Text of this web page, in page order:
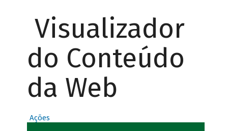
Visualizador
do Conteúdo
da Web
Ações